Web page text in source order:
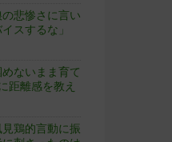
悲惨さに言い
スするな」
ないまま育て
距離感を教え
鶏的言動に振